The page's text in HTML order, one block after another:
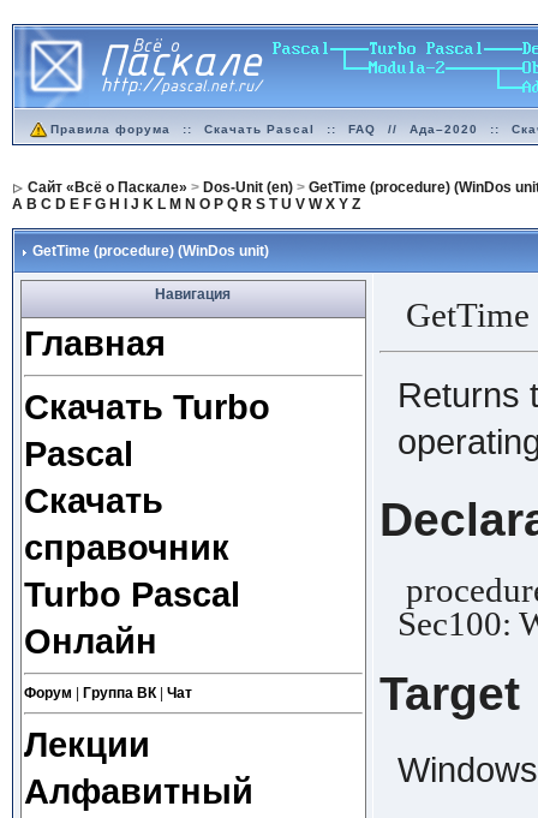
Правила форума :: Скачать Pascal :: FAQ // Ада–2020 ::
Сайт «Всё о Паскале» > Dos-Unit (en)> GetTime (procedure) (WinDos
A B C D E F G H J K L M N O P Q R S T U V W X Y Z
GetTime (procedure) (WinDos unit)
Навигация
Главная
Скачать Turbo
Pascal
Скачать
справочник
Turbo Pascal
Онлайн
Форум Группа ВК| Чат
Лекции
Алфавитный
Returns
Sec100:
Target